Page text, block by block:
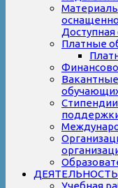
Доступная
Платные
Учебная